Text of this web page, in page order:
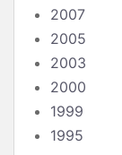
2007
2005
2003
2000
1999
1995